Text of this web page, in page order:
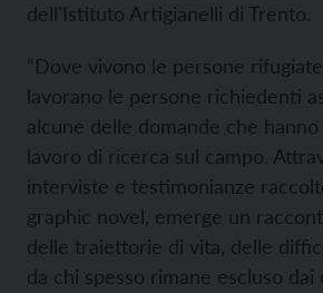
dell’Istituto Artigianelli di Trento.
“Dove vivono le persone
lavorano le persone richiedenti
alcune delle domande che
lavoro di ricerca sul campo.
interviste e testimonianze
graphic novel, emerge un
delle traiettorie di vita, delle
da chi spesso rimane escluso dai